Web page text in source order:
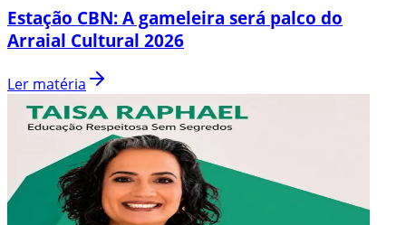
Estação CBN: A gameleira será palco do
Arraial Cultural 2026
Ler matéria